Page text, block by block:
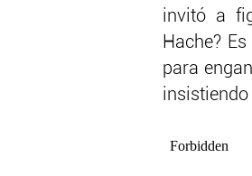
invitó a
Hache?
para
insistiendo